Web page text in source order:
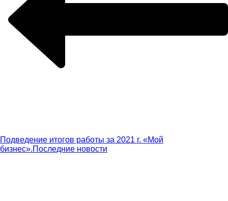
Подведение итогов работы за 2021 г. «Мой
бизнес».Последние новости